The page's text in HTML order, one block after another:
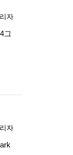
자
자
그
자
자